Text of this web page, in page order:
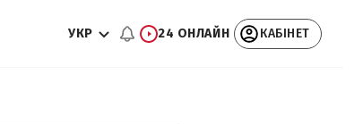
УКР 24 ОНЛАЙН КАБІНЕТ